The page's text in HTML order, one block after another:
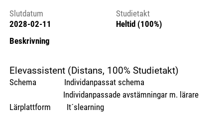
Slutdatum
2028-02-11
Studietakt
Heltid (100%)
Beskrivning
Elevassistent (Distans, 100% Studietakt)
Schema Individanpassat schema
Individanpassade avstämningar m. lärare
Lärplattform It´slearning